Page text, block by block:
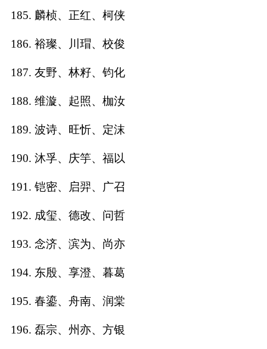
185. 麟桢、正红、柯侠
186. 裕璨、川瑁、校俊
187. 友野、林籽、钧化
188. 维漩、起照、枷汝
189. 波诗、旺忻、定沫
190. 沐孚、庆竽、福以
191. 铠密、启羿、广召
192. 成玺、德改、问哲
193. 念济、滨为、尚亦
194. 东殷、享澄、暮葛
195. 春鎏、舟南、润棠
196. 磊宗、州亦、方银